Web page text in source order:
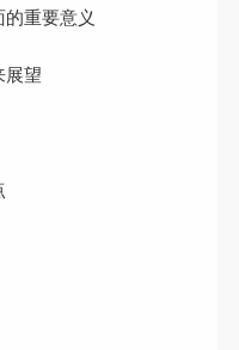
重要意义
展望